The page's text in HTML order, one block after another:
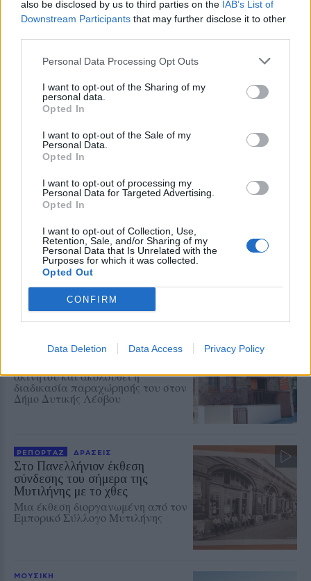
also be disclosed by us to third parties on the IAB’s List of
Downstream Participants that may further disclose it to other
Personal Data Processing Opt Outs
I want to opt-out of the Sharing of my
personal data.
Opted In
I want to opt-out of the Sale of my
Personal Data.
Opted In
I want to opt-out of processing my
Personal Data for Targeted Advertising.
Opted In
I want to opt-out of Collection, Use,
Retention, Sale, and/or Sharing of my
Personal Data that Is Unrelated with the
Purposes for which it was collected.
Opted Out
CONFIRM
Data Deletion Data Access Privacy Policy
Γιαννοπούλου θα μιλήσουν η
Παναγιώτα Ψύρρα, η Χριστίνα
Βογιάννη και ο Δημήτρης
Χατζηγιαννάκης
Βιβλία με θαλασσινό αέρα
Απολαυστικές βιβλιοπροτάσεις
που ταξιδεύουν τα παιδιά από τα
της Μεσογείου -Γράφει η
ΑΘΑΝΑΣΙΑ ΔΑΦΙΩΤΗ*
ΜΟΥΣΙΚΗ
Μουσικές πάνω στο κύμα στην
Δύο ημέρες γεμάτες ζωντανή
μουσική, χορό και διασκέδαση από
τον Πολιτιστικό Εξωραϊστικό
Σύλλογο «Η Δρώτα»
ΕΙΚΑΣΤΙΚΑ
Μουσείο Ιακωβίδη στα Χίδυρα
ακινήτου και ακολουθεί η
διαδικασία παραχώρησής του στον
Δήμο Δυτικής Λέσβου
ΡΕΠΟΡΤΑΖ ΔΡΑΣΕΙΣ
Στο Πανελλήνιον έκθεση
σύνδεσης του σήμερα της
Μυτιλήνης με το χθες
Μια έκθεση διοργανωμένη από τον
Εμπορικό Σύλλογο Μυτιλήνης
ΜΟΥΣΙΚΗ